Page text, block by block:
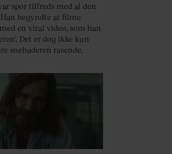
spor tilfreds med al den
begyndte at filme
en viral video, som han
Det er dog ikke kun
snehaderen rasende,